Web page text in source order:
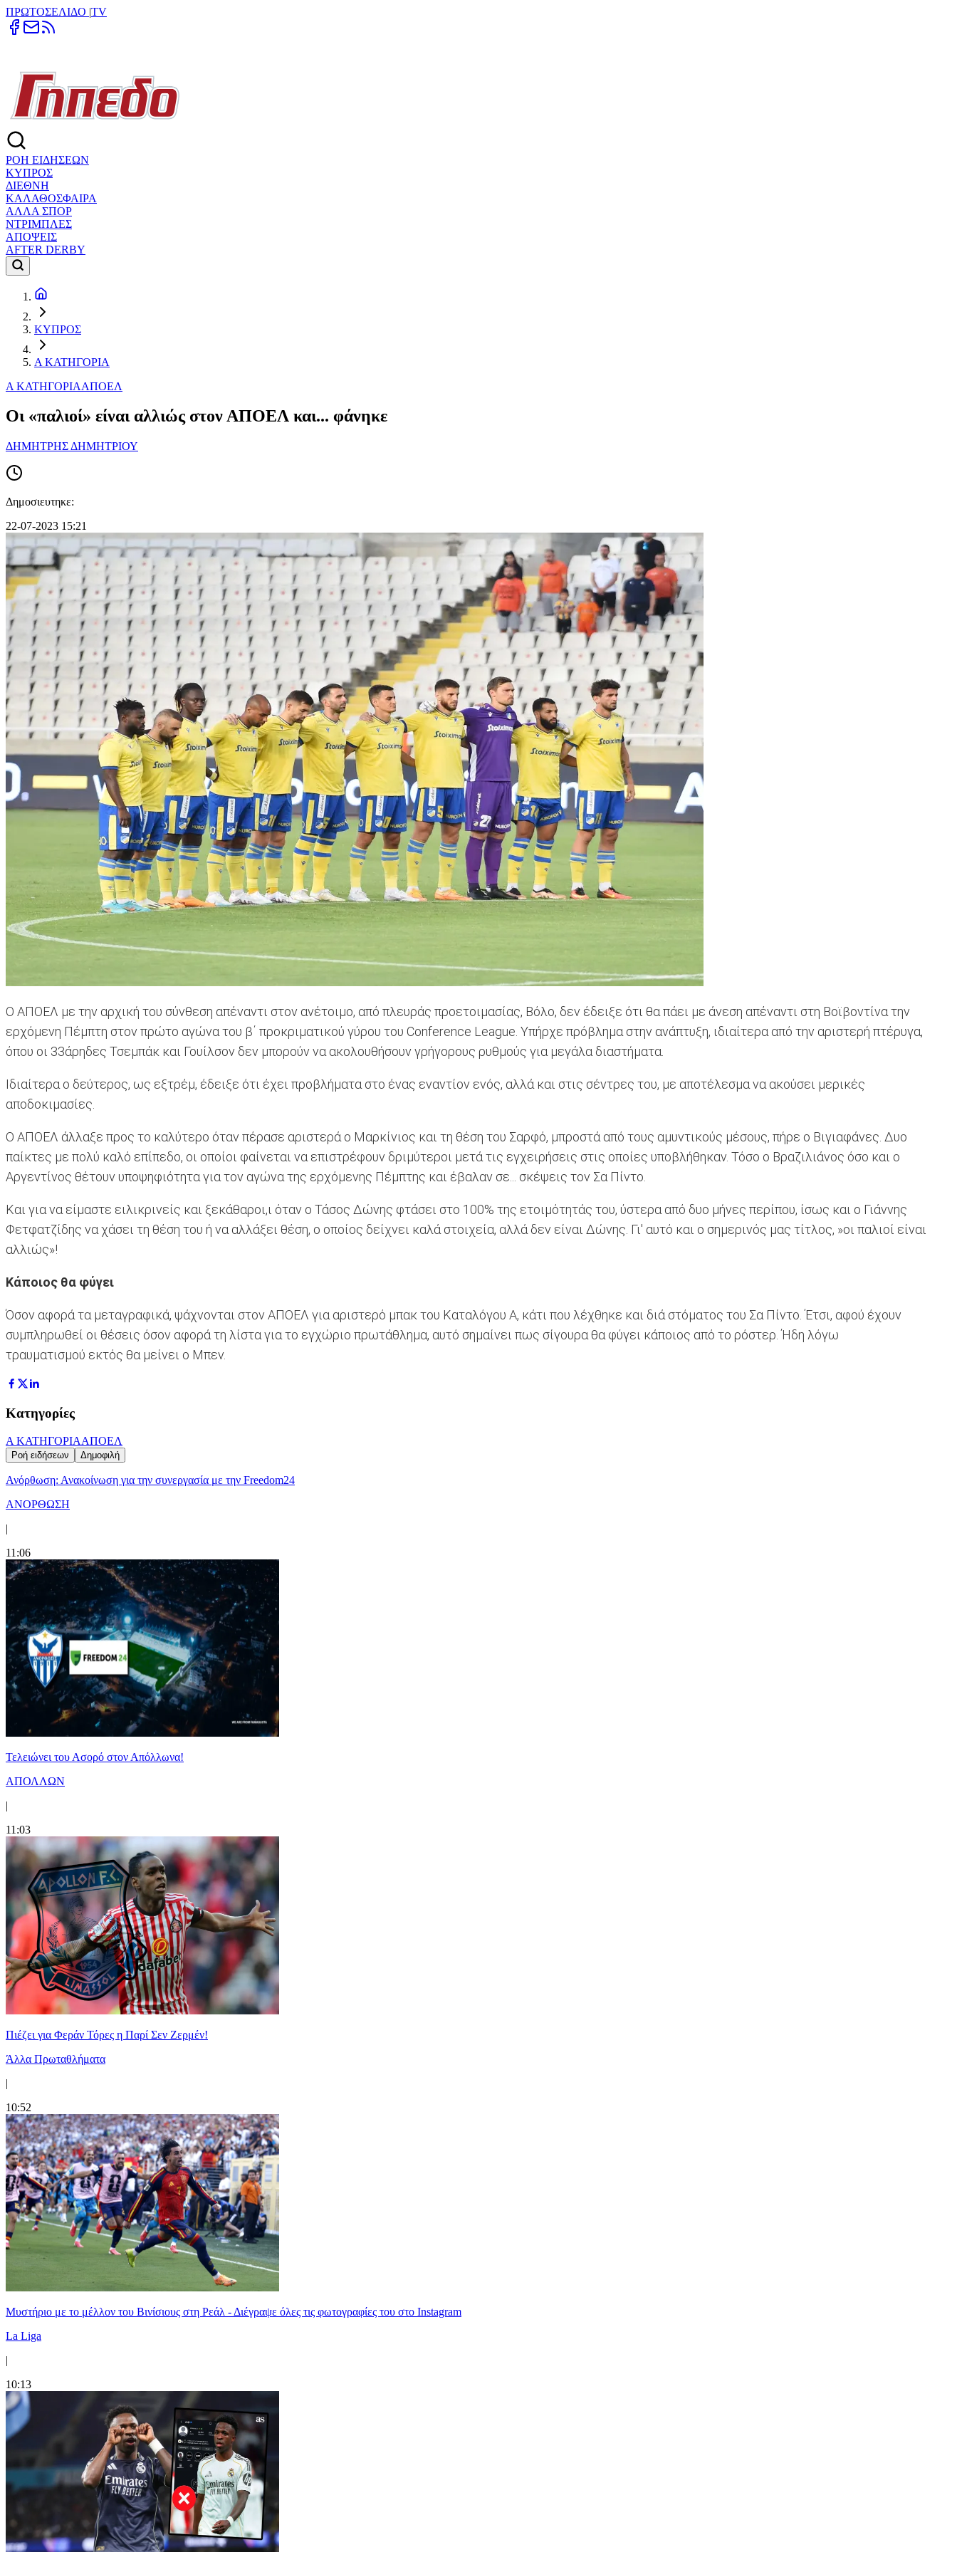
ΠΡΩΤΟΣΕΛΙΔΟ |TV
ΡΟΗ ΕΙΔΗΣΕΩΝ
ΚΥΠΡΟΣ
ΔΙΕΘΝΗ
ΚΑΛΑΘΟΣΦΑΙΡΑ
ΑΛΛΑ ΣΠΟΡ
ΝΤΡΙΜΠΛΕΣ
ΑΠΟΨΕΙΣ
AFTER DERBY
ΚΥΠΡΟΣ
Α ΚΑΤΗΓΟΡΙΑ
Α ΚΑΤΗΓΟΡΙΑΑΠΟΕΛ
Οι «παλιοί» είναι αλλιώς στον ΑΠΟΕΛ και... φάνηκε
ΔΗΜΗΤΡΗΣ ΔΗΜΗΤΡΙΟΥ
Δημοσιευτηκε:
22-07-2023 15:21
Ο ΑΠΟΕΛ με την αρχική του σύνθεση απέναντι στον ανέτοιμο, από πλευράς προετοιμασίας, Βόλο, δεν έδειξε ότι θα πάει με άνεση απέναντι στη Βοϊβοντίνα την
ερχόμενη Πέμπτη στον πρώτο αγώνα του β΄ προκριματικού γύρου του Conference League. Υπήρχε πρόβλημα στην ανάπτυξη, ιδιαίτερα από την αριστερή πτέρυγα,
όπου οι 33άρηδες Τσεμπάκ και Γουίλσον δεν μπορούν να ακολουθήσουν γρήγορους ρυθμούς για μεγάλα διαστήματα.
Ιδιαίτερα ο δεύτερος, ως εξτρέμ, έδειξε ότι έχει προβλήματα στο ένας εναντίον ενός, αλλά και στις σέντρες του, με αποτέλεσμα να ακούσει μερικές
αποδοκιμασίες.
Ο ΑΠΟΕΛ άλλαξε προς το καλύτερο όταν πέρασε αριστερά ο Μαρκίνιος και τη θέση του Σαρφό, μπροστά από τους αμυντικούς μέσους, πήρε ο Βιγιαφάνες. Δυο
παίκτες με πολύ καλό επίπεδο, οι οποίοι φαίνεται να επιστρέφουν δριμύτεροι μετά τις εγχειρήσεις στις οποίες υποβλήθηκαν. Τόσο ο Βραζιλιάνος όσο και ο
Αργεντίνος θέτουν υποψηφιότητα για τον αγώνα της ερχόμενης Πέμπτης και έβαλαν σε... σκέψεις τον Σα Πίντο.
Και για να είμαστε ειλικρινείς και ξεκάθαροι,ι όταν ο Τάσος Δώνης φτάσει στο 100% της ετοιμότητάς του, ύστερα από δυο μήνες περίπου, ίσως και ο Γιάννης
Φετφατζίδης να χάσει τη θέση του ή να αλλάξει θέση, ο οποίος δείχνει καλά στοιχεία, αλλά δεν είναι Δώνης. Γι' αυτό και ο σημερινός μας τίτλος, »οι παλιοί είναι
αλλιώς»!
Κάποιος θα φύγει
Όσον αφορά τα μεταγραφικά, ψάχνονται στον ΑΠΟΕΛ για αριστερό μπακ του Καταλόγου Α, κάτι που λέχθηκε και διά στόματος του Σα Πίντο. Έτσι, αφού έχουν
συμπληρωθεί οι θέσεις όσον αφορά τη λίστα για το εγχώριο πρωτάθλημα, αυτό σημαίνει πως σίγουρα θα φύγει κάποιος από το ρόστερ. Ήδη λόγω
τραυματισμού εκτός θα μείνει ο Μπεν.
Κατηγορίες
Α ΚΑΤΗΓΟΡΙΑΑΠΟΕΛ
Ροή ειδήσεων Δημοφιλή
Ανόρθωση: Ανακοίνωση για την συνεργασία με την Freedom24
ΑΝΟΡΘΩΣΗ
|
11:06
Τελειώνει του Ασορό στον Απόλλωνα!
ΑΠΟΛΛΩΝ
|
11:03
Πιέζει για Φεράν Τόρες η Παρί Σεν Ζερμέν!
Άλλα Πρωταθλήματα
|
10:52
Μυστήριο με το μέλλον του Βινίσιους στη Ρεάλ - Διέγραψε όλες τις φωτογραφίες του στο Instagram
La Liga
|
10:13